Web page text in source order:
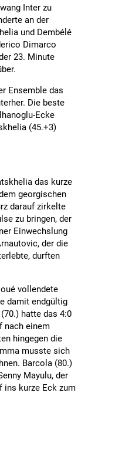
Inter zu
an der
und Dembélé
Dimarco
23. Minute
Ensemble das
Die beste
Ecke
(45.+3)
das kurze
georgischen
darauf zirkelte
zu bringen, der
Einwechslung
der die
durften
vollendete
damit endgültig
hatte das 4:0
nach einem
hingegen die
musste sich
Barcola (80.)
Mayulu, der
ins kurze Eck zum